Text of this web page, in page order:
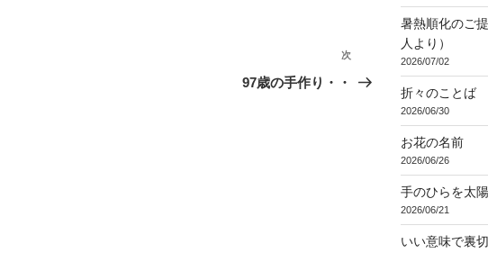
次
の
次
97歳の手作り・・
暑熱順化のご
人より）
2026/07/02
折々のことば
2026/06/30
お花の名前
2026/06/26
手のひらを太
2026/06/21
いい意味で裏